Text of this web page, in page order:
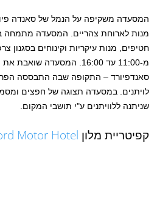
המסעדה משקיפה על הנמל של סאנדה
מנות לארוחת צהריים. המסעדה מתמחה
חטיפים, מנות עיקריות וקינוחים בסגנון
מ-11:00 עד 16:00. המסעדה
סאנדפיורד – התקופה שבה התבססה
לויתנים. במסעדה תצוגה של חפצים
שניתנה ללוויתנים ע"י תושבי המקום.
קפיטריית מלון Motor Hotel